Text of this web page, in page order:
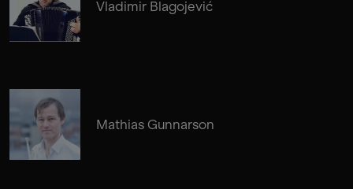
Vladimir Blagojević
Mathias Gunnarson